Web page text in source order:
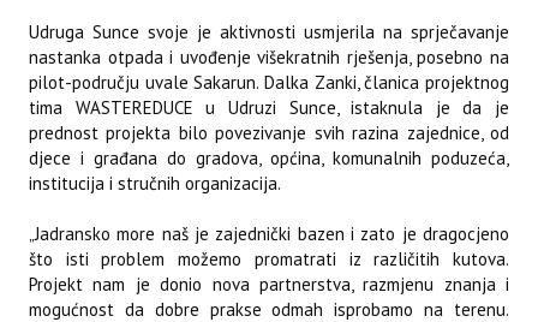
Udruga Sunce svoje je aktivnosti usmjerila na sprječavanje
nastanka otpada i uvođenje višekratnih rješenja, posebno na
pilot-području uvale Sakarun. Dalka Zanki, članica projektnog
tima WASTEREDUCE u Udruzi Sunce, istaknula je da je
prednost projekta bilo povezivanje svih razina zajednice, od
djece i građana do gradova, općina, komunalnih poduzeća,
institucija i stručnih organizacija.
„Jadransko more naš je zajednički bazen i zato je dragocjeno
što isti problem možemo promatrati iz različitih kutova.
Projekt nam je donio nova partnerstva, razmjenu znanja i
mogućnost da dobre prakse odmah isprobamo na terenu.